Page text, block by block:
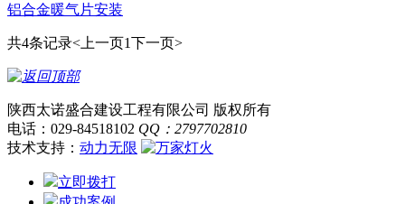
铝合金暖气片安装
共4条记录<上一页1下一页>
陕西太诺盛合建设工程有限公司 版权所有
电话：029-84518102 QQ：2797702810
技术支持： 动力无限
立即拨打